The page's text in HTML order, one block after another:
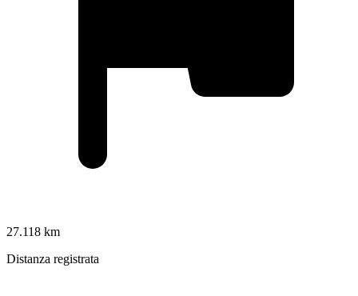
27.118 km
Distanza registrata